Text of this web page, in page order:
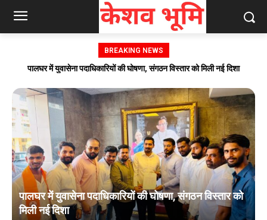
BREAKING NEWS
पालघर में 8 मई को जनता दरबार, पालकमंत्री गणेश नाईक करेंगे नागरिकों से सीधा संवाद
पालघर में युवासेना पदाधिकारियों की घोषणा, संगठन विस्तार को
मिली नई दिशा